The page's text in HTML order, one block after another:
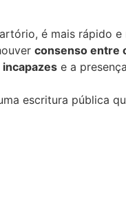
é mais rápido
consenso entre
e a
escritura pública